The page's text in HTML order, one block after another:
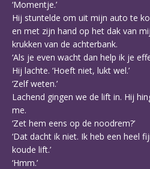
‘Momentje.’
Hij stuntelde om uit mijn auto te
en met zijn hand op het dak van
krukken van de achterbank.
‘Als je even wacht dan help ik je
Hij lachte. ‘Hoeft niet, lukt wel.’
‘Zelf weten.’
Lachend gingen we de lift in. Hij
me.
‘Zet hem eens op de noodrem?’
‘Dat dacht ik niet. Ik heb een heel
koude lift.’
‘Hmm.’